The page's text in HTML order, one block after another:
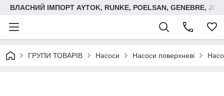
ВЛАСНИЙ ІМПОРТ AYTOK, RUNKE, POELSAN, GENEBRE,
ГРУПИ ТОВАРІВ Насоси Насоси поверхневі